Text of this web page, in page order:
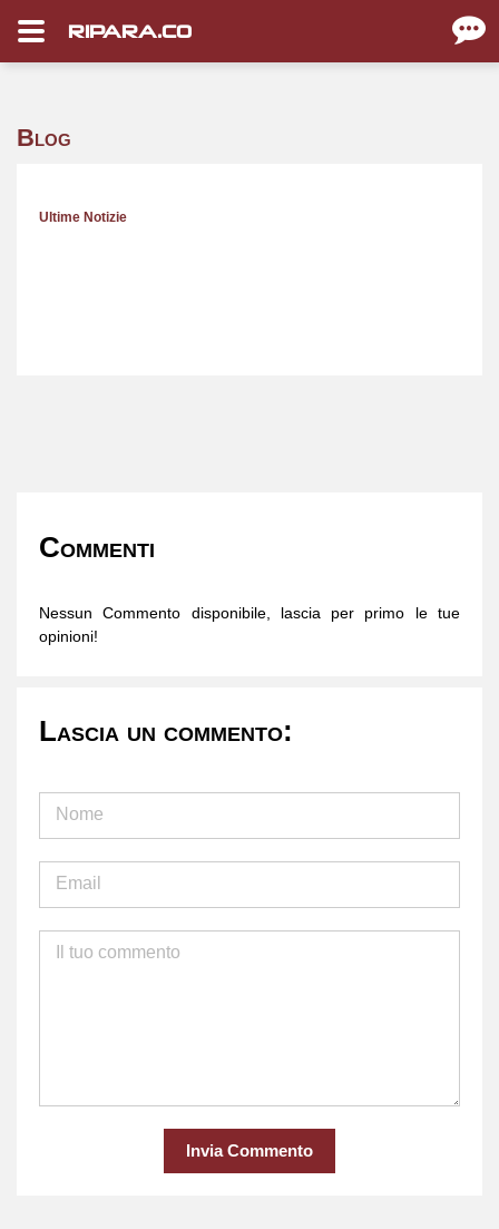
RIPARA.CO
Blog
Ultime Notizie
Commenti
Nessun Commento disponibile, lascia per primo le tue
opinioni!
Lascia un commento:
Invia Commento